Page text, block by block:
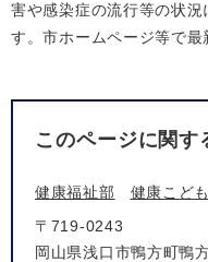
害や感染症の流行等の状
す。市ホームページ等で最
このページに関す
健康福祉部 健康こど
〒719-0243
岡山県浅口市鴨方町鴨